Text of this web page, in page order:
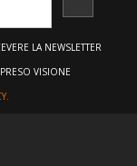
LA NEWSLETTER
VISIONE